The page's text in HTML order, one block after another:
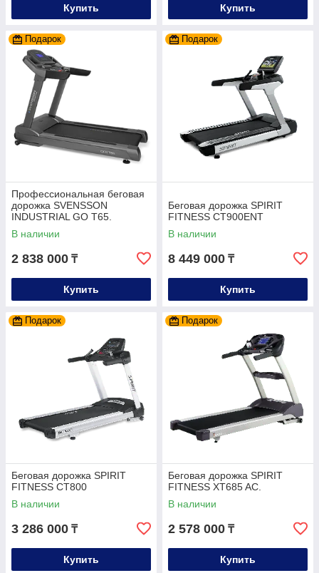
Купить Купить
Подарок
Профессиональная беговая
дорожка SVENSSON
INDUSTRIAL GO T65.
В наличии
2 838 000 ₸
Купить
Подарок
Беговая дорожка SPIRIT
FITNESS CT900ENT
В наличии
8 449 000 ₸
Купить
Подарок
Беговая дорожка SPIRIT
FITNESS CT800
В наличии
3 286 000 ₸
Купить
Подарок
Беговая дорожка SPIRIT
FITNESS XT685 AC.
В наличии
2 578 000 ₸
Купить